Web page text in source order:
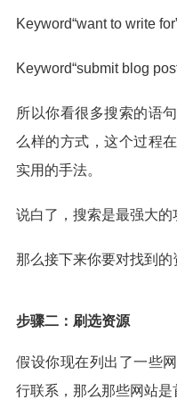
Keyword“want to write
Keyword“submit blog
所以你看很多搜索的语
么样的方式，这个过程
实用的手法。
说白了，搜索是最强大的
那么接下来你要对找到
步骤二：刷选资源
假设你现在列出了一些
行联系，那么那些网站是